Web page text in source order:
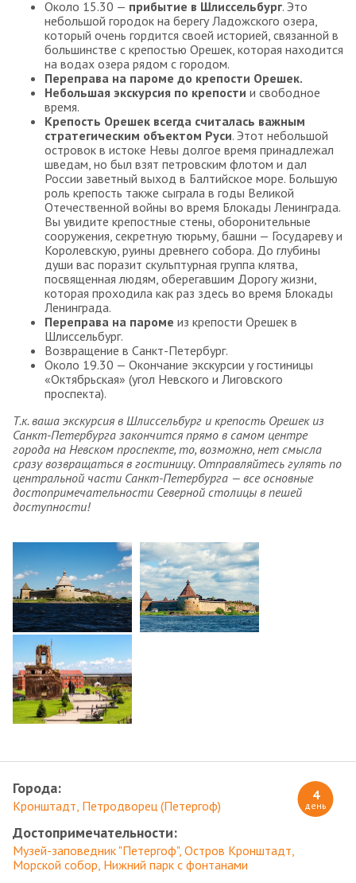
Около 15.30 — прибытие в Шлиссельбург. Это
небольшой городок на берегу Ладожского озера,
который очень гордится своей историей, связанной в
большинстве с крепостью Орешек, которая находится
на водах озера рядом с городом.
Переправа на пароме до крепости Орешек.
Небольшая экскурсия по крепости и свободное
время.
Крепость Орешек всегда считалась важным
стратегическим объектом Руси. Этот небольшой
островок в истоке Невы долгое время принадлежал
шведам, но был взят петровским флотом и дал
России заветный выход в Балтийское море. Большую
роль крепость также сыграла в годы Великой
Отечественной войны во время Блокады Ленинграда.
Вы увидите крепостные стены, оборонительные
сооружения, секретную тюрьму, башни — Государеву и
Королевскую, руины древнего собора. До глубины
души вас поразит скульптурная группа клятва,
посвященная людям, оберегавшим Дорогу жизни,
которая проходила как раз здесь во время Блокады
Ленинграда.
Переправа на пароме из крепости Орешек в
Шлиссельбург.
Возвращение в Санкт-Петербург.
Около 19.30 — Окончание экскурсии у гостиницы
«Октябрьская» (угол Невского и Лиговского
проспекта).
Т.к. ваша экскурсия в Шлиссельбург и крепость Орешек из
Санкт-Петербурга закончится прямо в самом центре
города на Невском проспекте, то, возможно, нет смысла
сразу возвращаться в гостиницу. Отправляйтесь гулять по
центральной части Санкт-Петербурга — все основные
достопримечательности Северной столицы в пешей
доступности!
4
день
Города:
Кронштадт Петродворец (Петергоф)
Достопримечательности:
Музей-заповедник "Петергоф" Остров Кронштадт
Морской собор Нижний парк с фонтанами